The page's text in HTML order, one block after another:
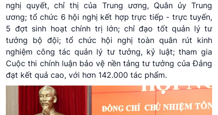
nghị quyết, chỉ thị của Trung ương, Quân ủy Trung
ương; tổ chức 6 hội nghị kết hợp trực tiếp - trực tuyến,
5 đợt sinh hoạt chính trị lớn; chỉ đạo tốt quản lý tư
tưởng bộ đội; tổ chức hội nghị toàn quân rút kinh
nghiệm công tác quản lý tư tưởng, kỷ luật; tham gia
Cuộc thi chính luận bảo vệ nền tảng tư tưởng của Đảng
đạt kết quả cao, với hơn 142.000 tác phẩm.